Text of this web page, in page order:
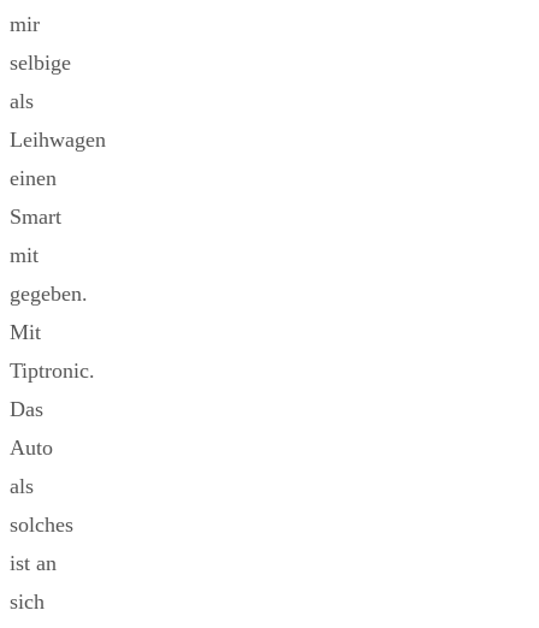
mir
selbige
als
Leihwagen
einen
Smart
mit
gegeben.
Mit
Tiptronic.
Das
Auto
als
solches
ist an
sich